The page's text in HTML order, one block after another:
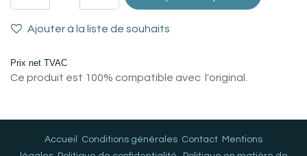
Ajouter à la liste de souhaits
Prix net TVAC
Ce produit est 100% compatible avec l'original.
Accueil Conditions générales Contact Mentions